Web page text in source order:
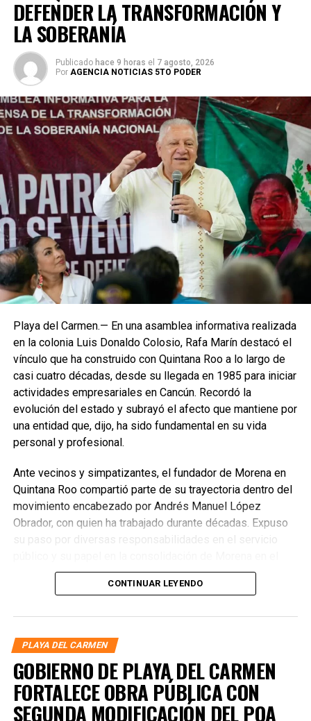
DEFENDER LA TRANSFORMACIÓN Y
LA SOBERANÍA
Publicado hace 9 horas el 7 agosto, 2026
Por AGENCIA NOTICIAS 5TO PODER
Playa del Carmen.— En una asamblea informativa realizada
en la colonia Luis Donaldo Colosio, Rafa Marín destacó el
vínculo que ha construido con Quintana Roo a lo largo de
casi cuatro décadas, desde su llegada en 1985 para iniciar
actividades empresariales en Cancún. Recordó la
evolución del estado y subrayó el afecto que mantiene por
una entidad que, dijo, ha sido fundamental en su vida
personal y profesional.
Ante vecinos y simpatizantes, el fundador de Morena en
Quintana Roo compartió parte de su trayectoria dentro del
movimiento encabezado por Andrés Manuel López
Obrador, con quien ha trabajado durante décadas. Expuso
su paso por diversas responsabilidades en el servicio
estado, donde fue el primer presidente del Comité
Ejecutivo Estatal y posteriormente delegado especial.
CONTINUAR LEYENDO
PLAYA DEL CARMEN
GOBIERNO DE PLAYA DEL CARMEN
FORTALECE OBRA PÚBLICA CON
SEGUNDA MODIFICACIÓN DEL POA